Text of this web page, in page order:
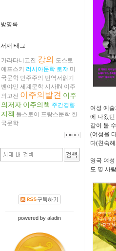
방명록
서재 태그
가라타니고진 강의 도스토
예프스키
러시아문학 로쟈 미
국문학 민주주의 번역서읽기
벤야민 세계문학 시사IN 이주
의고전 이주의발견 이주
의저자 이주의책 주간경향
지젝 톨스토이 프랑스문학 한
국문학
powered by aladin
여성 예
에 나왔
같이 볼
(여성을
다(친숙
영국 여
도 몇 사